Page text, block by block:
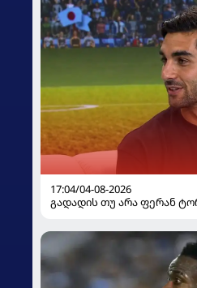
17:04/04-08-2026
გადადის თუ არა ფერან